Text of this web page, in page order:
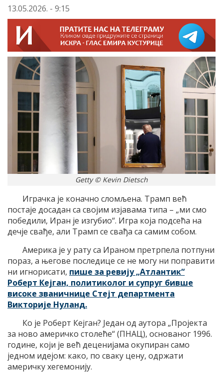
13.05.2026. - 9:15
Getty © Kevin Dietsch
Играчка је коначно сломљена. Трамп већ
постаје досадан са својим изјавама типа – „ми смо
победили, Иран је изгубио“. Игра која подсећа на
дечје свађе, али Трамп се свађа са самим собом.
Америка је у рату са Ираном претрпела потпуни
пораз, а његове последице се не могу ни поправити
ни игнорисати, пише за ревију „Атлантик“
Роберт Кејган, политиколог и супруг бивше
високе званичнице Стејт департмента
Викторије Нуланд.
Ко је Роберт Кејган? Један од аутора „Пројекта
за ново америчко столеће“ (ПНАЦ), основаног 1996.
године, који је већ деценијама окупиран само
једном идејом: како, по сваку цену, одржати
америчку хегемонију.